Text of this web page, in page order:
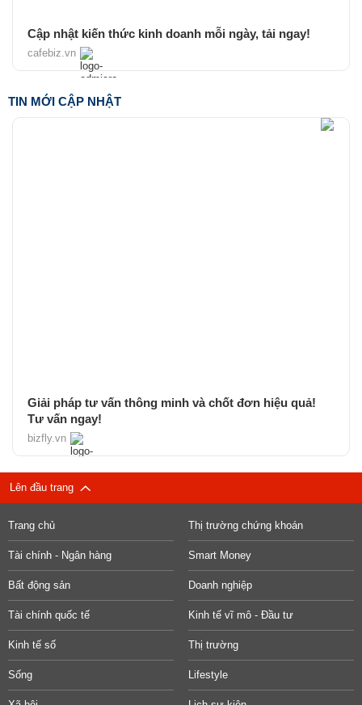
Cập nhật kiến thức kinh doanh mỗi ngày, tải ngay!
cafebiz.vn
TIN MỚI CẬP NHẬT
Giải pháp tư vấn thông minh và chốt đơn hiệu quả!
Tư vấn ngay!
bizfly.vn
Lên đầu trang
Trang chủ Thị trường chứng khoán
Tài chính - Ngân hàng Smart Money
Bất động sản Doanh nghiệp
Tài chính quốc tế Kinh tế vĩ mô - Đầu tư
Kinh tế số Thị trường
Sống Lifestyle